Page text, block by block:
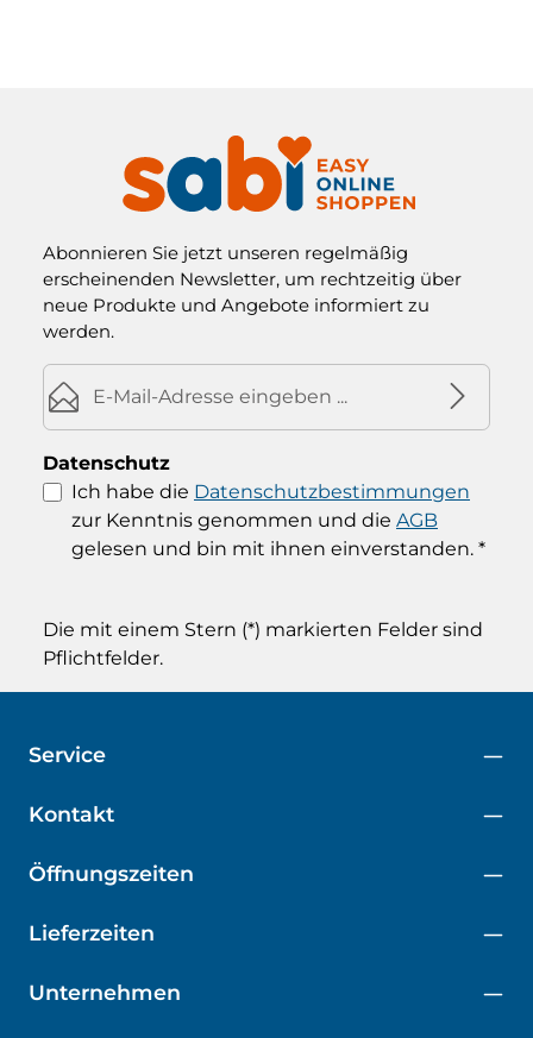
Abonnieren Sie jetzt unseren regelmäßig
erscheinenden Newsletter, um rechtzeitig über
neue Produkte und Angebote informiert zu
werden.
E-Mail-Adresse*
Datenschutz
Ich habe die Datenschutzbestimmungen
zur Kenntnis genommen und die AGB
gelesen und bin mit ihnen einverstanden. *
Die mit einem Stern (*) markierten Felder sind
Pflichtfelder.
Kontakt
Öffnungszeiten
Service
Unternehmen
Lieferzeiten